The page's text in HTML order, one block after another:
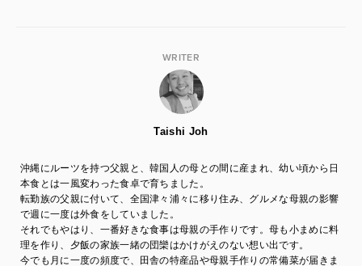
WRITER
Taishi Joh
沖縄にルーツを持つ父親と、韓国人の母との間に産まれ、幼い頃から日
本食とは一風変わった食卓で育ちました。
転勤族の父親に付いて、全国津々浦々に移り住み、グルメな母親の影響
で週に一度は外食をしていました。
それでもやはり、一番好きな食事は母親の手作りです。母も小まめに料
理を作り、夕飯の家族一緒の団欒はかけがえのない想い出です。
今でも月に一度の頻度で、田舎の特産品や母親手作りの常備菜が届きま